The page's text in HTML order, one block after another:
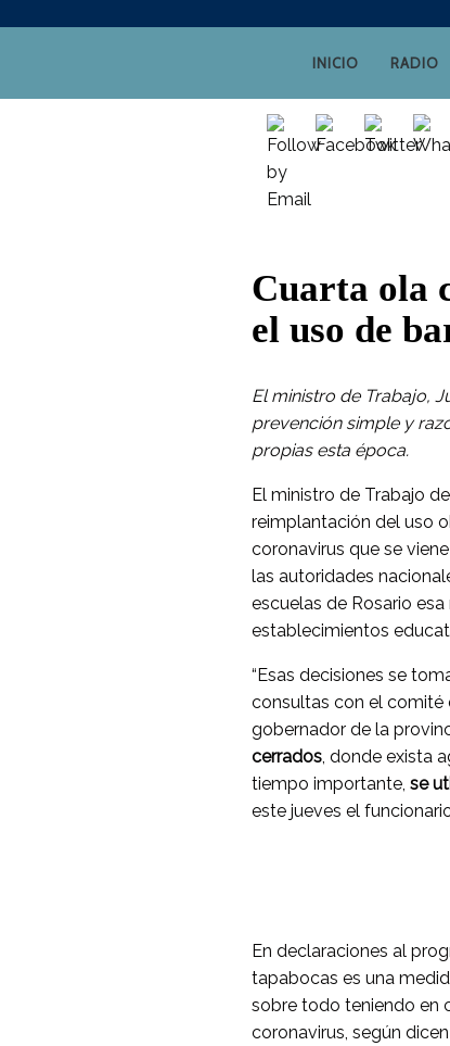
INICIO RADIO
Cuarta ola
el uso de
El ministro de Trabajo,
prevención simple y
propias esta época.
El ministro de Trabajo
reimplantación del uso
coronavirus que se
las autoridades
escuelas de Rosario
establecimientos
“Esas decisiones se
consultas con el comité
gobernador de la
cerrados, donde exista
tiempo importante, se
este jueves el
En declaraciones al
tapabocas es una
sobre todo teniendo en
coronavirus, según